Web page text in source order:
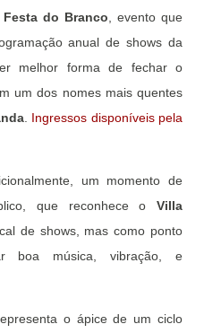
Festa do Branco , evento que
anual de shows da
melhor forma de fechar o
um dos nomes mais quentes
. Ingressos disponíveis pela
um momento de
que reconhece o Villa
de shows, mas como ponto
boa música, vibração, e
o ápice de um ciclo